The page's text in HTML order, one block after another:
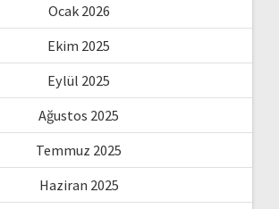
Ocak 2026
Ekim 2025
Eylül 2025
Ağustos 2025
Temmuz 2025
Haziran 2025